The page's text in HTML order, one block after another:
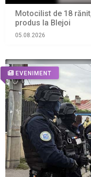
Motocilist de 18
produs la Blejoi
05.08.2026
EVENIMENT